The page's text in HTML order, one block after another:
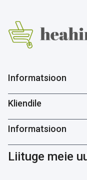
Informatsioon
Kliendile
Informatsioon
Liituge meie